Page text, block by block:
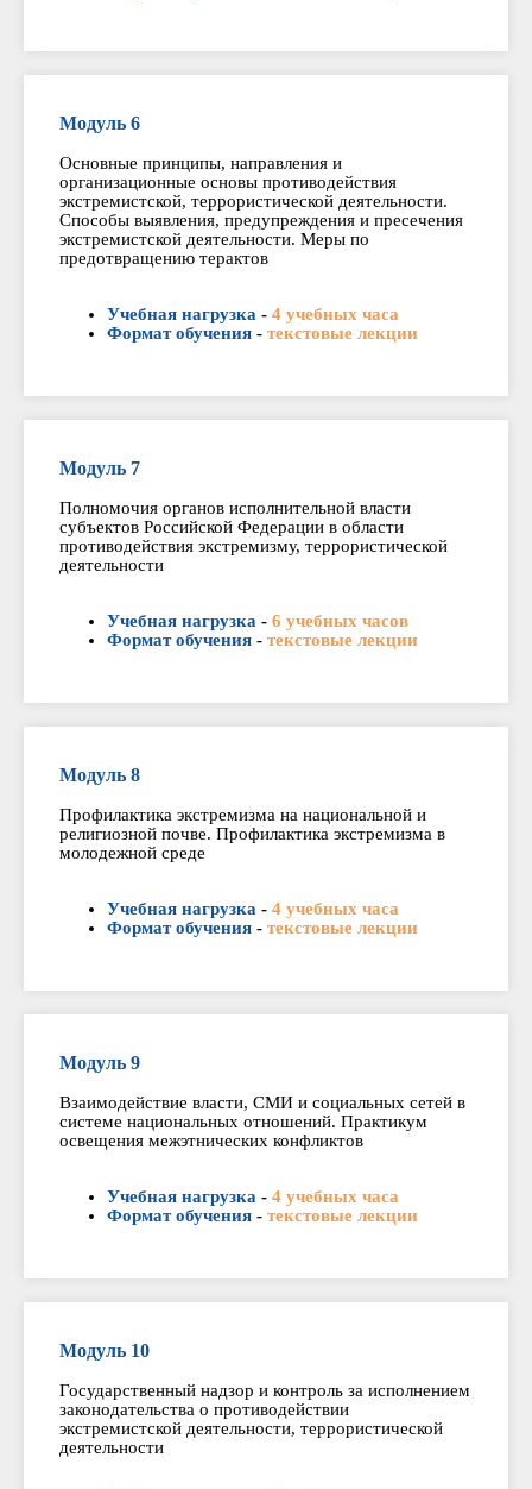
Модуль 6
Основные принципы, направления и
организационные основы противодействия
экстремистской, террористической деятельности.
Способы выявления, предупреждения и пресечения
экстремистской деятельности. Меры по
предотвращению терактов
Учебная нагрузка - 4 учебных часа
Формат обучения - текстовые лекции
Модуль 7
Полномочия органов исполнительной власти
субъектов Российской Федерации в области
противодействия экстремизму, террористической
деятельности
Учебная нагрузка - 6 учебных часов
Формат обучения - текстовые лекции
Модуль 8
Профилактика экстремизма на национальной и
религиозной почве. Профилактика экстремизма в
молодежной среде
Учебная нагрузка - 4 учебных часа
Формат обучения - текстовые лекции
Модуль 9
Взаимодействие власти, СМИ и социальных сетей в
системе национальных отношений. Практикум
освещения межэтнических конфликтов
Учебная нагрузка - 4 учебных часа
Формат обучения - текстовые лекции
Модуль 10
Государственный надзор и контроль за исполнением
законодательства о противодействии
экстремистской деятельности, террористической
деятельности